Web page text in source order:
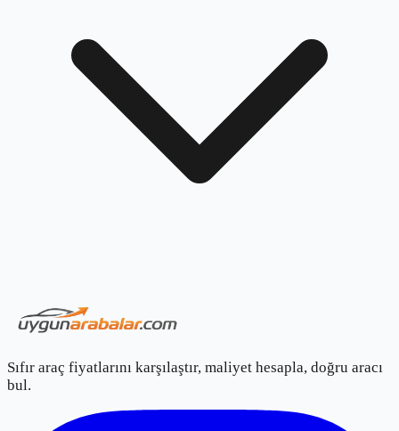
Sıfır araç fiyatlarını karşılaştır, maliyet hesapla, doğru aracı
bul.